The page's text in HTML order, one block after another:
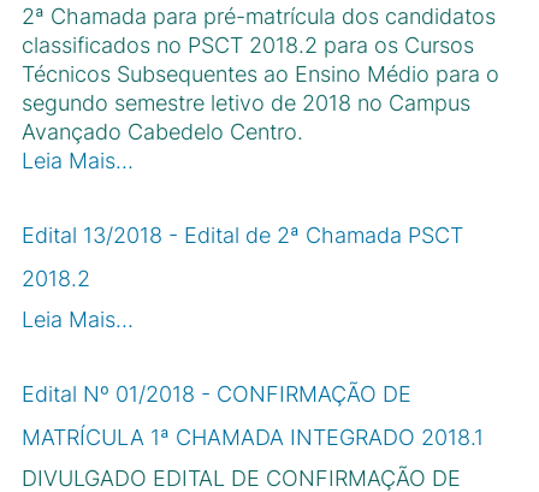
2ª Chamada para pré-matrícula dos candidatos
classificados no PSCT 2018.2 para os Cursos
Técnicos Subsequentes ao Ensino Médio para o
segundo semestre letivo de 2018 no Campus
Avançado Cabedelo Centro.
Leia Mais…
Edital 13/2018 - Edital de 2ª Chamada PSCT
2018.2
Leia Mais…
Edital Nº 01/2018 - CONFIRMAÇÃO DE
MATRÍCULA 1ª CHAMADA INTEGRADO 2018.1
DIVULGADO EDITAL DE CONFIRMAÇÃO DE